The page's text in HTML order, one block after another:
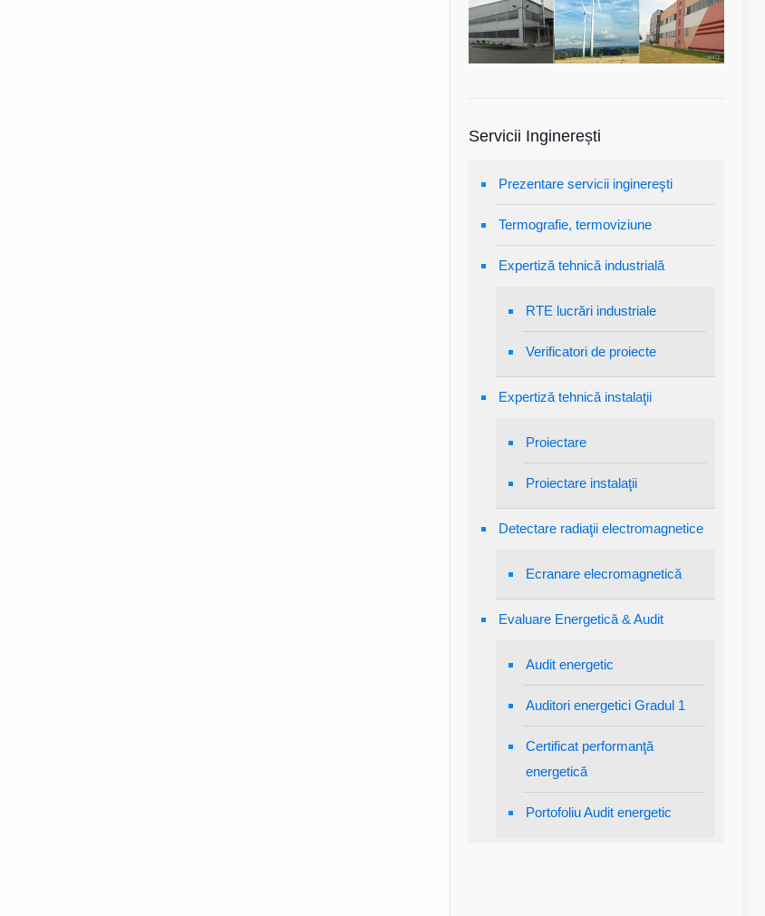
Servicii Inginerești
Prezentare servicii inginereşti
Termografie, termoviziune
Expertiză tehnică industrială
RTE lucrări industriale
Verificatori de proiecte
Expertiză tehnică instalaţii
Proiectare
Proiectare instalaţii
Detectare radiaţii electromagnetice
Ecranare elecromagnetică
Evaluare Energetică & Audit
Audit energetic
Auditori energetici Gradul 1
Certificat performanţă
energetică
Portofoliu Audit energetic